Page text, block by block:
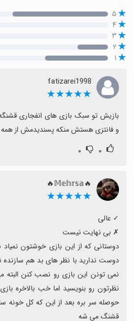
۵
۴
۳
۲
۱
fatizarei1998
★★★★★
و فانتزی هستش منکه پسندیدمش از
۰ ۰
🔥𝕄𝕖𝕙𝕣𝕤𝕒🔥
★★★★★
قشنگ می شه